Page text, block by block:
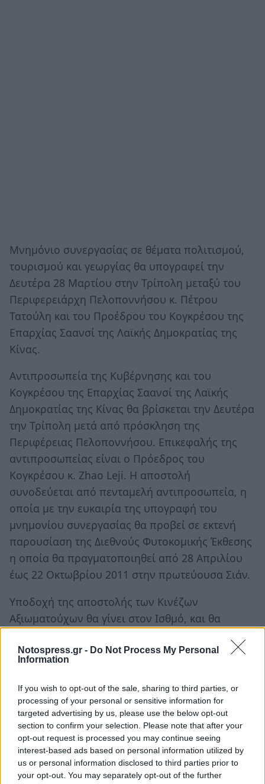
Notospress.gr - Do Not Process My Personal
Information
If you wish to opt-out of the sale, sharing to third parties, or
processing of your personal or sensitive information for
targeted advertising by us, please use the below opt-out
section to confirm your selection. Please note that after your
opt-out request is processed you may continue seeing
interest-based ads based on personal information utilized by
us or personal information disclosed to third parties prior to
your opt-out. You may separately opt-out of the further
Μνημόνιο συνεργασίας σε θέματα πολιτισμού,
τουρισμού και γεωργίας θα υπογραφεί την
Δευτέρα 28 Μαρτίου στην Τρίπολη μεταξύ του
Περιφερειάρχη Πελοποννήσου κ. Πέτρου
Τατούλη και του Προέδρου του Κογκρέσου της
Επαρχίας Σαανσί της Λαϊκής Δημοκρατίας της
Κίνας.
Αντιπροσωπεία της Κυβέρνησης και του
Κογκρέσου της Επαρχίας Σαανσί της Λαϊκής
Δημοκρατίας της Κίνας θα βρίσκεται την Δευτέρα
την Τρίπολη μετά από πρόσκληση της
Περιφέρειας Πελοποννήσου. Επικεφαλής της
αντιπροσωπείας είναι ο Πρόεδρος του
Κογκρέσου κ. Zhao Leji. Η αποστολή
συνοδεύεται από πενταμελή αντιπροσωπεία, η
οποία με την ευκαιρία της υπογραφή του
μνημονίου συνεργασίας θα προβεί σε εκτενή
παρουσίαση της Διεθνούς Φυτοκομικής Έκθεσης
η οποία θα πραγματοποιηθεί από 28 Απριλίου
έως 22 Οκτωβρίου 2011 στην πρωτεύουσα Σιάν.
Υποδοχή της αποστολής των Κινέζων
Αξιωματούχων θα γίνει στον Ισθμό, και θα
Επίδαυρο πριν την επίσκεψη τους στην Τρίπολη,
συνομιλίες και η υπογραφή του μνημονίου
συνεργασίας μεταξύ των δύο Περιφερειών.
Η πόλη Σιάν, πρωτεύουσα της επαρχίας Σαανσί,
έχει κάνει αδελφοποίηση με την πόλη της
Καλαμάτας από το 2007.
Η υπογραφή του μηναίου θα γίνει στην αίθουσα